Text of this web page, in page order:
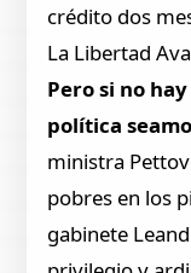
crédito dos
La Libertad
Pero si no
política
ministra
pobres en los
gabinete